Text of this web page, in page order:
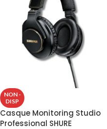
NON -
DISP
Casque Monitoring Studio
Professional SHURE